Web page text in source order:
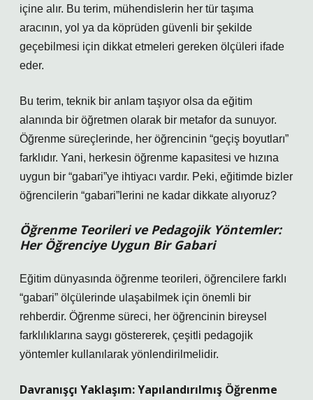
içine alır. Bu terim, mühendislerin her tür taşıma
aracının, yol ya da köprüden güvenli bir şekilde
geçebilmesi için dikkat etmeleri gereken ölçüleri ifade
eder.
Bu terim, teknik bir anlam taşıyor olsa da eğitim
alanında bir öğretmen olarak bir metafor da sunuyor.
Öğrenme süreçlerinde, her öğrencinin “geçiş boyutları”
farklıdır. Yani, herkesin öğrenme kapasitesi ve hızına
uygun bir “gabari”ye ihtiyacı vardır. Peki, eğitimde bizler
öğrencilerin “gabari”lerini ne kadar dikkate alıyoruz?
Öğrenme Teorileri ve Pedagojik Yöntemler:
Her Öğrenciye Uygun Bir Gabari
Eğitim dünyasında öğrenme teorileri, öğrencilere farklı
“gabari” ölçülerinde ulaşabilmek için önemli bir
rehberdir. Öğrenme süreci, her öğrencinin bireysel
farklılıklarına saygı göstererek, çeşitli pedagojik
yöntemler kullanılarak yönlendirilmelidir.
Davranışçı Yaklaşım: Yapılandırılmış Öğrenme